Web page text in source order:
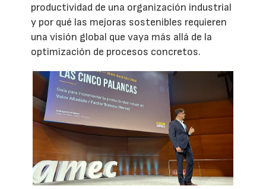
productividad de una organización industrial
y por qué las mejoras sostenibles requieren
una visión global que vaya más allá de la
optimización de procesos concretos.